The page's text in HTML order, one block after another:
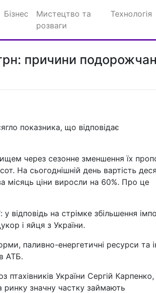
Бізнес
Мистецтво та
розваги
Технологія
причини
показника, що відповідає
через сезонне зменшення їх
На сьогоднішній день вартість
місяць ціни виросли на 60%. Про це
на стрімке збільшення
і яйця з України.
паливно-енергетичні ресурси та
АТБ.
України Сергій Карпенко,
значну частку займають